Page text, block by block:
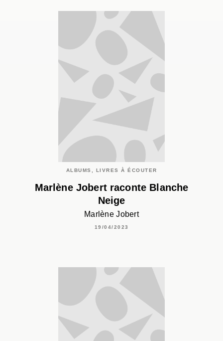
ALBUMS, LIVRES À ÉCOUTER
Marlène Jobert raconte Blanche
Neige
Marlène Jobert
19/04/2023